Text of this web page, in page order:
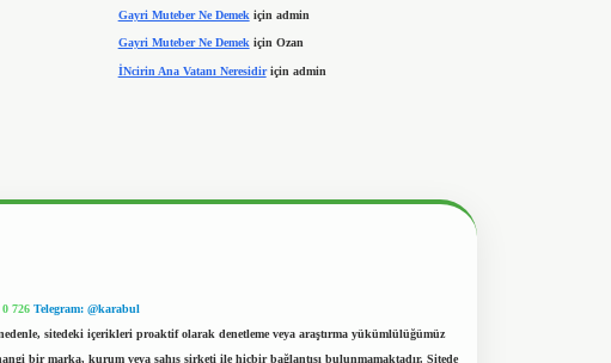
Gayri Muteber Ne Demek için admin
Gayri Muteber Ne Demek için Ozan
İNcirin Ana Vatanı Neresidiriçin admin
726 Telegram: @karabul
sitedeki içerikleri proaktif olarak denetleme veya araştırma yükümlülüğümüz
bir marka, kurum veya şahıs şirketi ile hiçbir bağlantısı bulunmamaktadır. Sitede